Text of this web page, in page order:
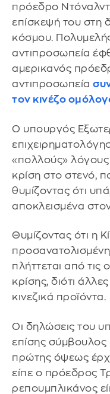
πρόεδρο
επίσκεψή του στη
κόσμου.
αντιπροσωπεία
αμερικανός
αντιπροσωπεία
τον κινέζο
Ο υπουργός
«πολλούς» λόγους
κρίση στο στενό,
θυμίζοντας ότι
αποκλεισμένα
Θυμίζοντας ότι η
πλήττεται από τις
κρίσης, διότι
κινεζικά προϊόντα.
Οι δηλώσεις του
επίσης σύμβουλος
πρώτης όψεως
είπε ο πρόεδρος
ρεπουμπλικάνος